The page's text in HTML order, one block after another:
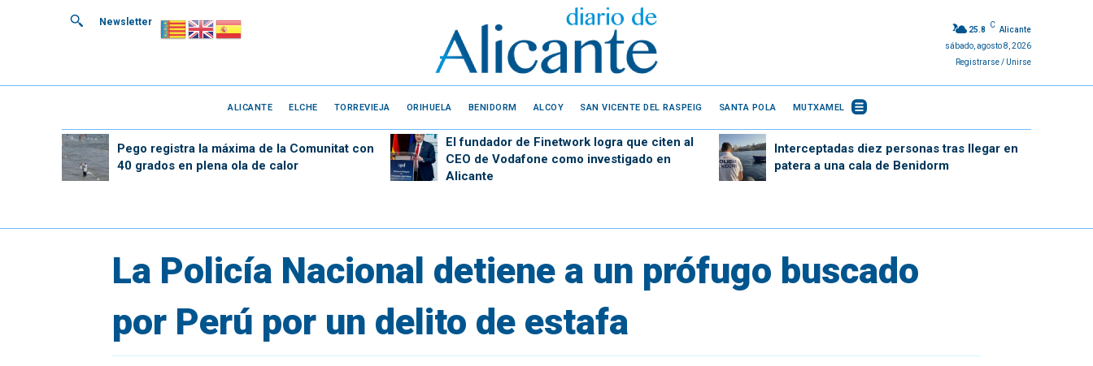
Newsletter
25.8
C
Alicante
sábado, agosto 8, 2026
Registrarse / Unirse
ALICANTE ELCHE TORREVIEJA ORIHUELA BENIDORM ALCOY SAN VICENTE DEL RASPEIG SANTA POLA MUTXAMEL
Pego registra la máxima de la Comunitat con
40 grados en plena ola de calor
El fundador de Finetwork logra que citen al
CEO de Vodafone como investigado en
Alicante
Interceptadas diez personas tras llegar en
patera a una cala de Benidorm
La Policía Nacional detiene a un prófugo buscado
por Perú por un delito de estafa